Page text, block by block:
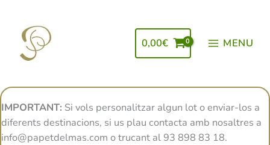
contingut
0,00€ MENU
IMPORTANT: Si vols personalitzar algun lot o enviar-los a
diferents destinacions, si us plau contacta amb nosaltres a
info@papetdelmas.com o trucant al 93 898 83 18.